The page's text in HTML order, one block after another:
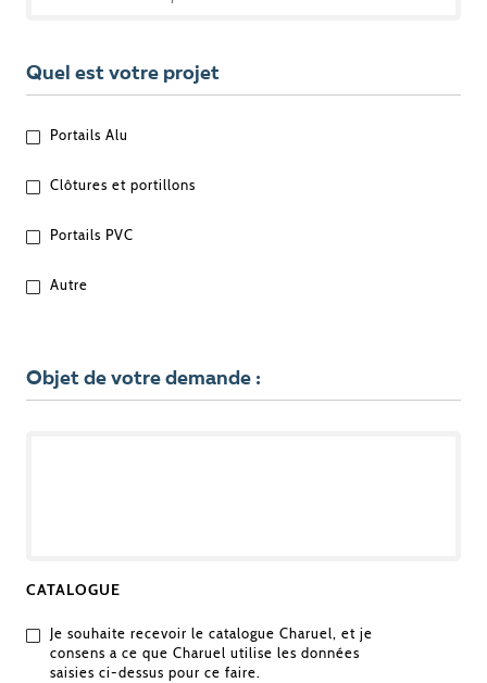
Quel est votre projet
QUEL
VOTRE
PROJET
Portails Alu
Clôtures et portillons
Portails PVC
Autre
Objet de votre demande :
CATALOGUE
Je souhaite recevoir le catalogue Charuel, et je
consens a ce que Charuel utilise les données
saisies ci-dessus pour ce faire.